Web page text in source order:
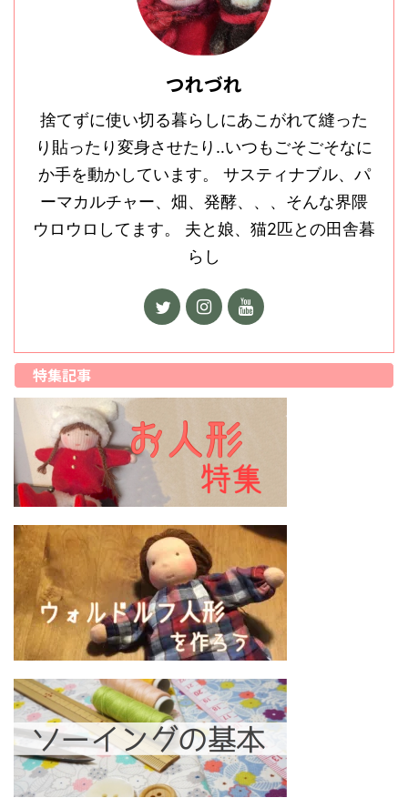
つれづれ
捨てずに使い切る暮らしにあこがれて縫った
り貼ったり変身させたり‥いつもごそごそなに
か手を動かしています。 サスティナブル、パ
ーマカルチャー、畑、発酵、、、そんな界隈
ウロウロしてます。 夫と娘、猫2匹との田舎暮
らし
特集記事